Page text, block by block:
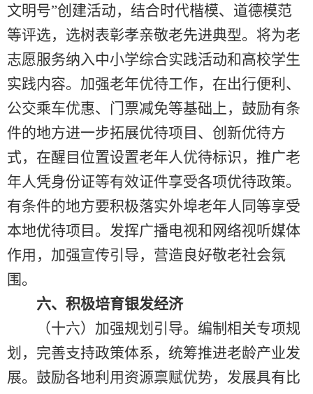
文明号”创建活动，结合时代楷模、道德模范
等评选，选树表彰孝亲敬老先进典型。将为老
志愿服务纳入中小学综合实践活动和高校学生
实践内容。加强老年优待工作，在出行便利、
公交乘车优惠、门票减免等基础上，鼓励有条
件的地方进一步拓展优待项目、创新优待方
式，在醒目位置设置老年人优待标识，推广老
年人凭身份证等有效证件享受各项优待政策。
有条件的地方要积极落实外埠老年人同等享受
本地优待项目。发挥广播电视和网络视听媒体
作用，加强宣传引导，营造良好敬老社会氛
围。
六、积极培育银发经济
（十六）加强规划引导。编制相关专项规
划，完善支持政策体系，统筹推进老龄产业发
展。鼓励各地利用资源禀赋优势，发展具有比